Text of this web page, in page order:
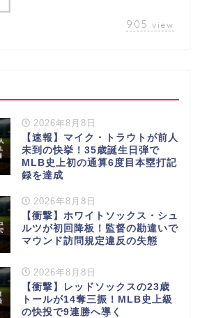
905 view
2026年8月8日
【速報】マイク・トラウトが前人
未到の快挙！35歳誕生日弾で
MLB史上初の通算6度目本塁打記
録を達成
2026年8月8日
【衝撃】ホワイトソックス・シュ
ルツが初回降板！監督の勘違いで
マウンド訪問規定違反の失態
2026年8月8日
【衝撃】レッドソックスの23歳
トールが14奪三振！MLB史上級
の快投で9連勝へ導く